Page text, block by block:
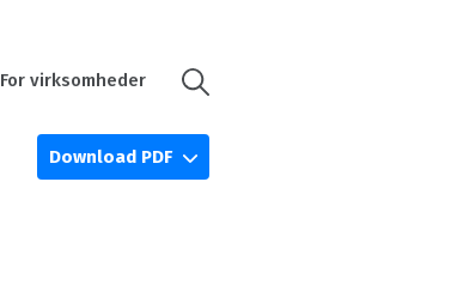
For virksomheder
Download PDF